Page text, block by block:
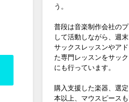
う。
普段は音楽制作会社の
して活動しながら、週
サックスレッスンやアド
た専門レッスンをサッ
にも行っています。
購入支援した楽器、選
本以上、マウスピース